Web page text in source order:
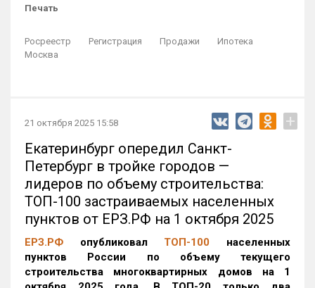
Печать
Росреестр Регистрация Продажи
Ипотека
Москва
21 октября 2025 15:58 +
Екатеринбург опередил Санкт-
Петербург в тройке городов —
лидеров по объему строительства:
ТОП-100 застраиваемых населенных
пунктов от ЕРЗ.РФ на 1 октября 2025
ЕРЗ.РФ опубликовал ТОП-100 населенных
пунктов России по объему текущего
строительства многоквартирных домов на 1